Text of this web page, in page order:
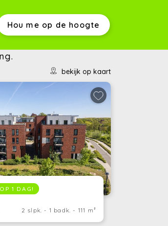
Hou me op de hoogte
bekijk op kaart
1 DAG!
2 slpk. - 1 badk. - 111 m²